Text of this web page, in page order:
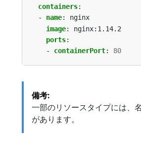
containers:
- name:
nginx
image:
nginx:1.14.2
ports:
- containerPort: 80
備考:
一部のリソースタイプには、
があります。